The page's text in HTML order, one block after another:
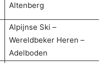
Altenberg
Alpijnse Ski –
Wereldbeker Heren –
Adelboden